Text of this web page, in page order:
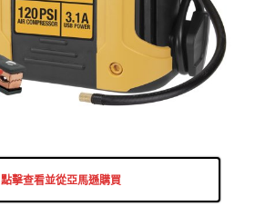
點擊查看並從亞馬遜購買